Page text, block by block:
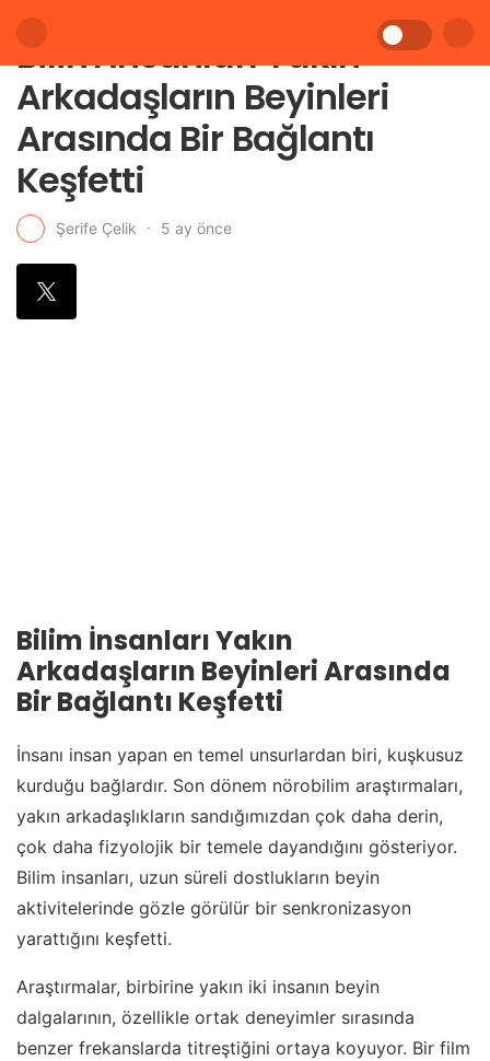
Bilim İnsanları Yakın
Arkadaşların Beyinleri
Arasında Bir Bağlantı
Keşfetti
Şerife Çelik 5 ay önce
Bilim İnsanları Yakın
Arkadaşların Beyinleri Arasında
Bir Bağlantı Keşfetti
İnsanı insan yapan en temel unsurlardan biri, kuşkusuz
kurduğu bağlardır. Son dönem nörobilim araştırmaları,
yakın arkadaşlıkların sandığımızdan çok daha derin,
çok daha fizyolojik bir temele dayandığını gösteriyor.
Bilim insanları, uzun süreli dostlukların beyin
aktivitelerinde gözle görülür bir senkronizasyon
yarattığını keşfetti.
Araştırmalar, birbirine yakın iki insanın beyin
dalgalarının, özellikle ortak deneyimler sırasında
benzer frekanslarda titreştiğini ortaya koyuyor. Bir film